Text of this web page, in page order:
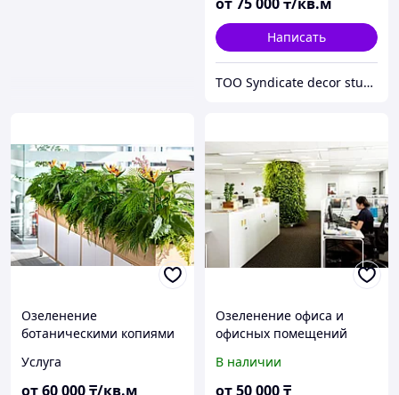
Написать
TOO Syndicate decor studio
Озеленение
ботаническими копиями
Услуга
от60 000₸/кв.м
Озеленение офиса и
офисных помещений
растениями
В наличии
от50 000₸